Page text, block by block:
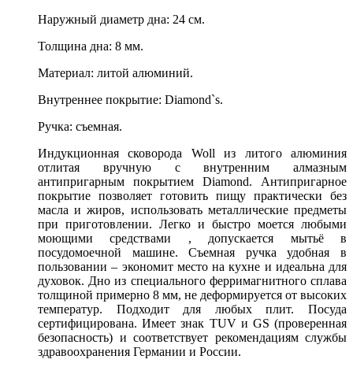
Наружный диаметр дна: 24 см.
Толщина дна: 8 мм.
Материал: литой алюминий.
Внутреннее покрытие: Diamond`s.
Ручка: съемная.
Индукционная сковорода Woll из литого алюминия
отлитая вручную с внутренним алмазным
антипригарным покрытием Diamond. Антипригарное
покрытие позволяет готовить пищу практически без
масла и жиров, использовать металлические предметы
при приготовлении. Легко и быстро моется любыми
моющими средствами , допускается мытьё в
посудомоечной машине. Съемная ручка удобная в
пользовании – экономит место на кухне и идеальна для
духовок. Дно из специального ферримагнитного сплава
толщиной примерно 8 мм, не деформируется от высоких
температур. Подходит для любых плит. Посуда
сертифицирована. Имеет знак TUV и GS (проверенная
безопасность) и соответствует рекомендациям службы
здравоохранения Германии и России.